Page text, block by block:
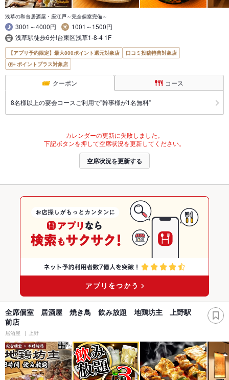
浅草の和食居酒屋・座江戸～完全個室完備～
3001～4000円
1001～1500円
浅草駅徒歩6分!台東区浅草1-8-4 1F
【アプリ予約限定】最大800ポイント還元対象店
口コミ投稿特典対象店
ポイントプラス対象店
クーポン コース
8名様以上の宴会コースご利用で”幹事様が1名無料”
カレンダーの更新に失敗しました。
下記ボタンを押して空席状況を更新してください。
空席状況を更新する
全席個室 居酒屋 焼き鳥 飲み放題 地鶏坊主 上野駅
前店
居酒屋 上野